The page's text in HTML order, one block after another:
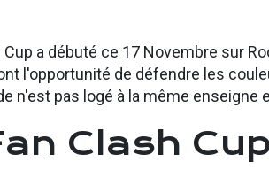
Cup a débuté ce 17 Novembre sur
l'opportunité de défendre les
n'est pas logé à la même enseigne
Clash